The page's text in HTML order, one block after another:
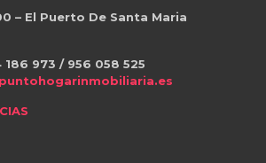
– El Puerto De Santa Maria
186 973 / 956 058 525